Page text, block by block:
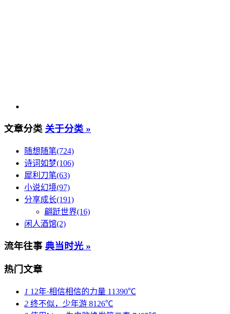
文章分类 关于分类 »
随想随笔(724)
诗词如梦(106)
犀利刀笔(63)
小说幻境(97)
分享成长(191)
翩跹世界(16)
闲人酒馆(2)
流年往事 典当时光 »
热门文章
1 12年·相信相信的力量 11390℃
2 终不似，少年游 8126℃